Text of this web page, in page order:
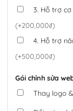
3. Hỗ trợ
(+200,000₫)
4. Hỗ trợ
(+500,000₫)
Gói chỉnh sửa
Thay logo